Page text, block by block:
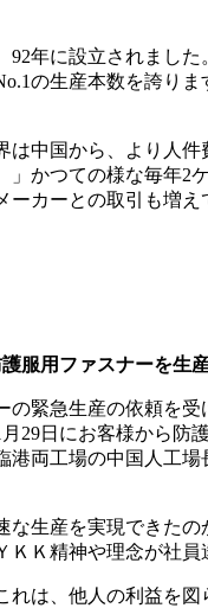
年に設立されまし
の生産本数を誇り
中国から、より人
かつての様な毎年2
カーとの取引も増え
服用ファスナーを
緊急生産の依頼を
日にお客様から防
両工場の中国人工
生産を実現できた
Ｋ精神や理念が社
は、他人の利益を